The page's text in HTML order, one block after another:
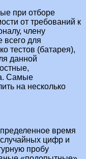
при отборе
от требований к
члену
всего для
тестов (батарея),
данной
Самые
на несколько
время
цифр и
пробу